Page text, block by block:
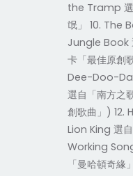
the Tramp 選
氓」 10. The
Jungle Book
卡「最佳原創
Dee-Doo-
選自「南方之
創歌曲」)
Lion King 選
Working
「曼哈頓奇